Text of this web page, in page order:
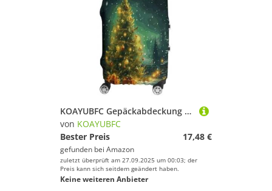
KOAYUBFC Gepäckabdeckung mit Weihnachtsbäumen, TSA-geprüft, elastisch, waschbar, Anzug, kratzfest, Reisegepäck, Koffer-Schutz, passend für, Weihnachtsbäume, XL, Kofferhülle
von KOAYUBFC
Bester Preis
17,48 €
gefunden bei Amazon
zuletzt überprüft am 27.09.2025 um 00:03; der
Preis kann sich seitdem geändert haben.
Keine weiteren Anbieter